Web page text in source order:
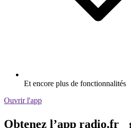
Et encore plus de fonctionnalités
Ouvrir l'app
Obtenez l’app radio.fr